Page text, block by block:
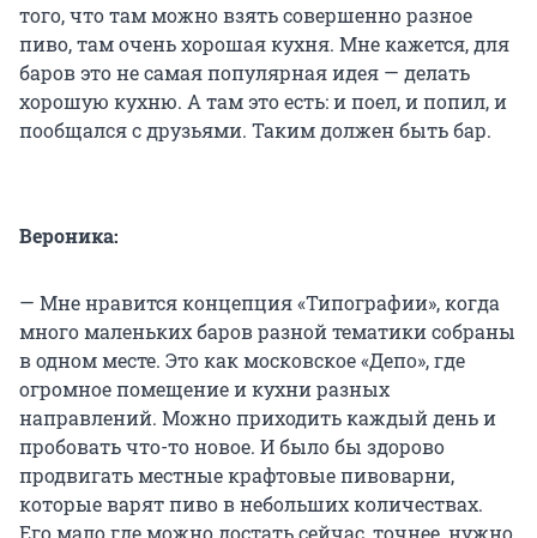
того, что там можно взять совершенно разное
пиво, там очень хорошая кухня. Мне кажется, для
баров это не самая популярная идея — делать
хорошую кухню. А там это есть: и поел, и попил, и
пообщался с друзьями. Таким должен быть бар.
Вероника:
— Мне нравится концепция «Типографии», когда
много маленьких баров разной тематики собраны
в одном месте. Это как московское «Депо», где
огромное помещение и кухни разных
направлений. Можно приходить каждый день и
пробовать что-то новое. И было бы здорово
продвигать местные крафтовые пивоварни,
которые варят пиво в небольших количествах.
Его мало где можно достать сейчас, точнее, нужно